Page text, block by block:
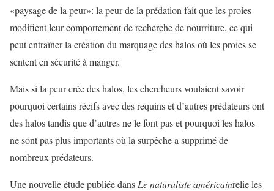
«paysage de la peur»: la peur de la prédation fait que les proies
modifient leur comportement de recherche de nourriture, ce qui
peut entraîner la création du marquage des halos où les proies se
sentent en sécurité à manger.
Mais si la peur crée des halos, les chercheurs voulaient savoir
pourquoi certains récifs avec des requins et d’autres prédateurs ont
des halos tandis que d’autres ne le font pas et pourquoi les halos
ne sont pas plus importants où la surpêche a supprimé de
nombreux prédateurs.
Une nouvelle étude publiée dans Le naturaliste américainrelie les